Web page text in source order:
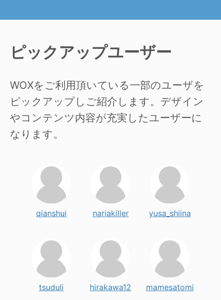
ピックアップユーザー
WOXをご利用頂いている一部のユーザを
ピックアップしご紹介します。デザイン
やコンテンツ内容が充実したユーザーに
なります。
qianshui nariakiller yusa_shiina
tsuduli hirakawa12 mamesatomi